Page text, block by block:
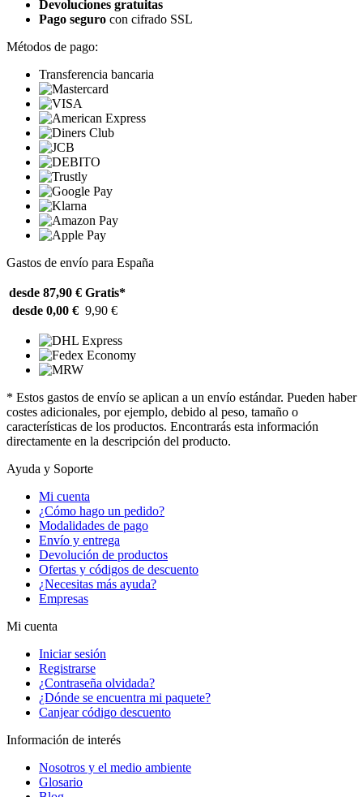
Devoluciones gratuitas
Pago seguro con cifrado SSL
Métodos de pago:
Transferencia bancaria
Gastos de envío para España
desde 87,90 € Gratis*
desde 0,00 € 9,90 €
* Estos gastos de envío se aplican a un envío estándar. Pueden haber
costes adicionales, por ejemplo, debido al peso, tamaño o
características de los productos. Encontrarás esta información
directamente en la descripción del producto.
Ayuda y Soporte
Mi cuenta
¿Cómo hago un pedido?
Modalidades de pago
Envío y entrega
Devolución de productos
Ofertas y códigos de descuento
¿Necesitas más ayuda?
Empresas
Mi cuenta
Iniciar sesión
Registrarse
¿Contraseña olvidada?
¿Dónde se encuentra mi paquete?
Canjear código descuento
Información de interés
Nosotros y el medio ambiente
Glosario